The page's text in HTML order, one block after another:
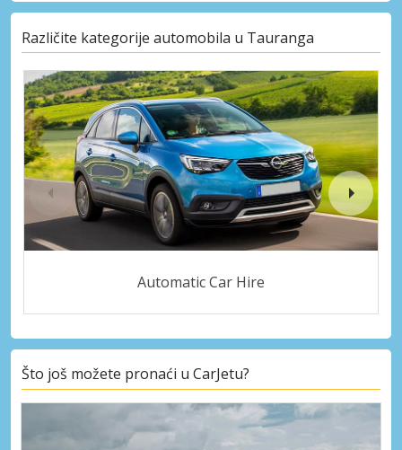
Različite kategorije automobila u Tauranga
Automatic Car Hire
Što još možete pronaći u CarJetu?